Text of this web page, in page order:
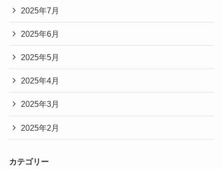
2025年7月
2025年6月
2025年5月
2025年4月
2025年3月
2025年2月
カテゴリー